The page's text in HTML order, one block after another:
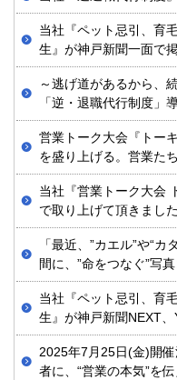
当社『ペット忌引、育
生』が神戸新聞一面で
～逃げ道があるから、
「逆・退職代行制度」導
営業トーク大会『トー
を盛り上げる。営業た
当社『営業トーク大会
で取り上げて頂きました
「最近、”カエル”や“
間に、”命をつなぐ”写
当社『ペット忌引、育
生』が神戸新聞NEXT
2025年7月25日(金)開
者に、“営業の本気”を伝